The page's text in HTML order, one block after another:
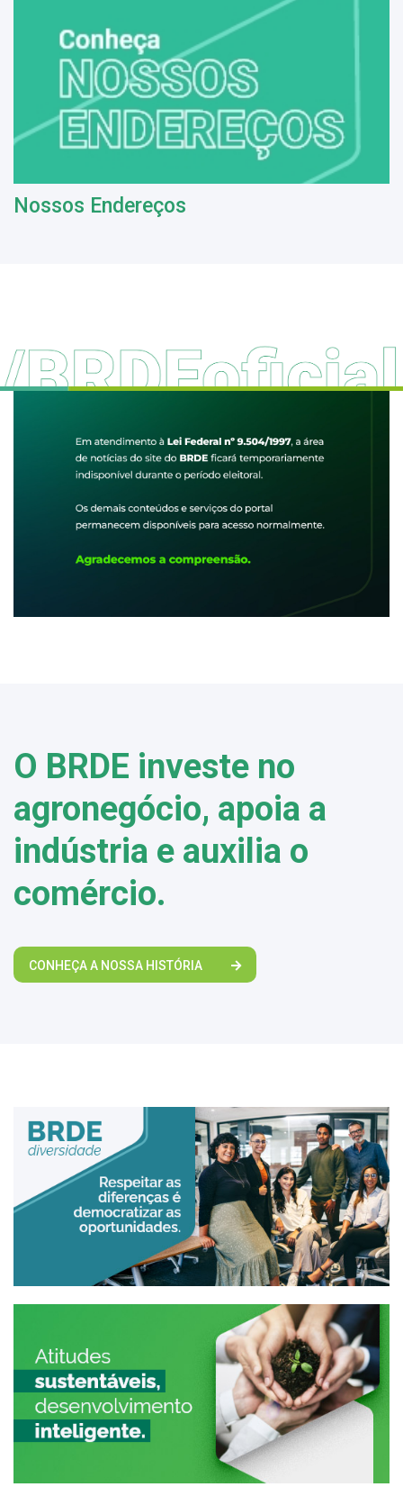
Nossos Endereços
O BRDE investe no
agronegócio, apoia a
indústria e auxilia o
comércio.
CONHEÇA A NOSSA HISTÓRIA